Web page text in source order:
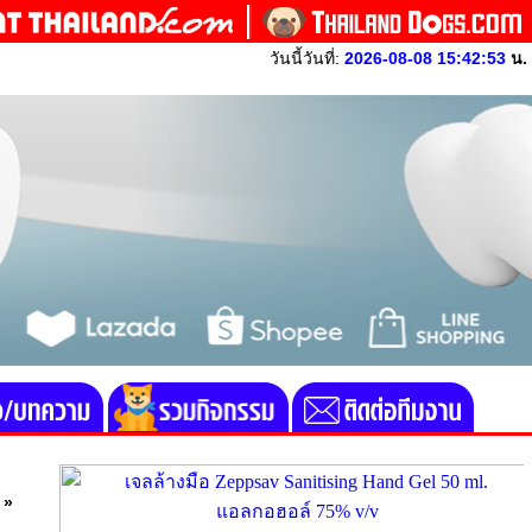
วันนี้วันที่: 2026-08-08 15:42:53 น.
»